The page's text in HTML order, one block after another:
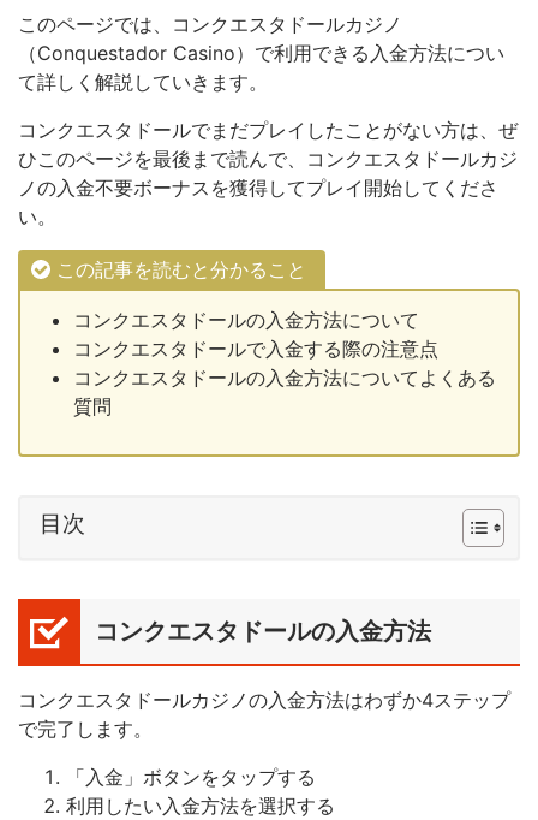
このページでは、コンクエスタドールカジノ
（Conquestador Casino）で利用できる入金方法につい
て詳しく解説していきます。
コンクエスタドールでまだプレイしたことがない方は、ぜ
ひこのページを最後まで読んで、コンクエスタドールカジ
ノの入金不要ボーナスを獲得してプレイ開始してくださ
い。
この記事を読むと分かること
コンクエスタドールの入金方法について
コンクエスタドールで入金する際の注意点
コンクエスタドールの入金方法についてよくある
質問
目次
コンクエスタドールの入金方法
コンクエスタドールカジノの入金方法はわずか4ステップ
で完了します。
「入金」ボタンをタップする
利用したい入金方法を選択する